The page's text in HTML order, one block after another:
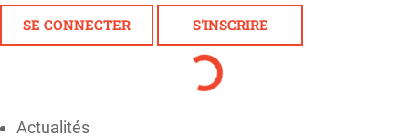
SE CONNECTER S'INSCRIRE
Actualités